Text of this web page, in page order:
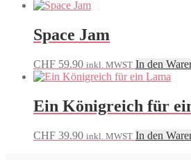
Space Jam
CHF 59.90 inkl. MWST In den
Ein Königreich für
CHF 39.90 inkl. MWST In den